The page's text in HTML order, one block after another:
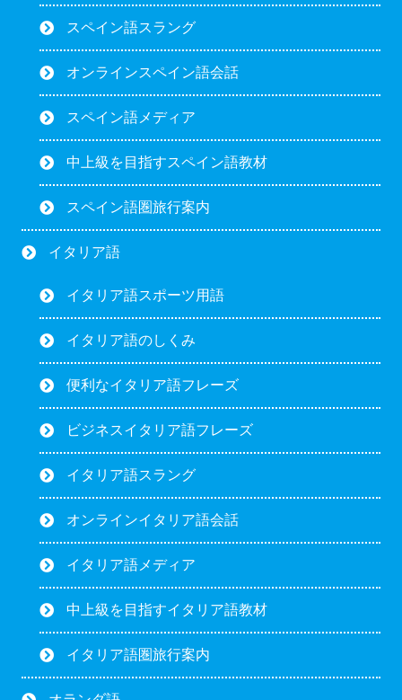
スペイン語スラング
オンラインスペイン語会話
スペイン語メディア
中上級を目指すスペイン語教材
スペイン語圏旅行案内
イタリア語
イタリア語スポーツ用語
イタリア語のしくみ
便利なイタリア語フレーズ
ビジネスイタリア語フレーズ
イタリア語スラング
オンラインイタリア語会話
イタリア語メディア
中上級を目指すイタリア語教材
イタリア語圏旅行案内